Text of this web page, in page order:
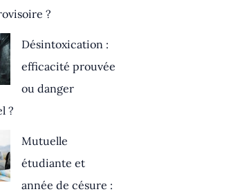
?
Désintoxication :
efficacité prouvée
ou danger
?
Mutuelle
étudiante et
année de césure :